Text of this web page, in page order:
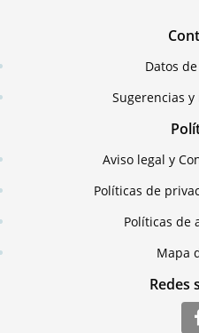
Datos
Sugerencias
Aviso legal y
Políticas de
Políticas de
Mapa
Redes